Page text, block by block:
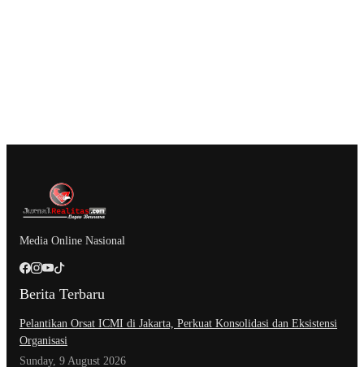
Media Online Nasional
Berita Terbaru
Pelantikan Orsat ICMI di Jakarta, Perkuat Konsolidasi dan Eksistensi
Organisasi
Sunday, 9 August 2026